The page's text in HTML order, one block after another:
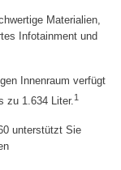
Materialien,
Infotainment und
Innenraum verfügt
zu 1.634 Liter.1
unterstützt Sie